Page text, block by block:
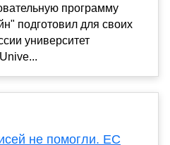
программу
подготовил для своих
университет
не помогли. ЕС